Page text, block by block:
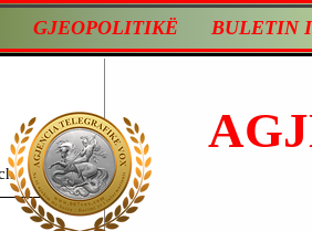
GJEOPOLITIKË BULETIN